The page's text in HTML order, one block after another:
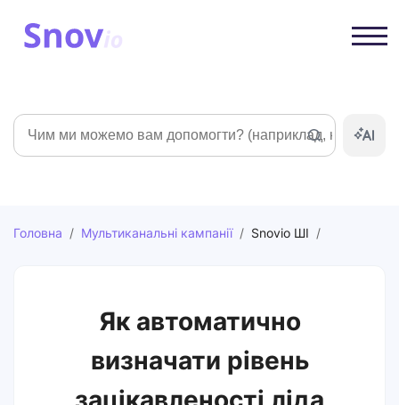
Пошук
Головна / Мультиканальні кампанії / Snovio ШІ /
Як автоматично
визначати рівень